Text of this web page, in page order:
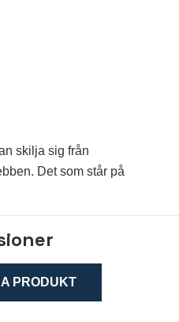
skilja sig från
Det som står på
PRODUKT